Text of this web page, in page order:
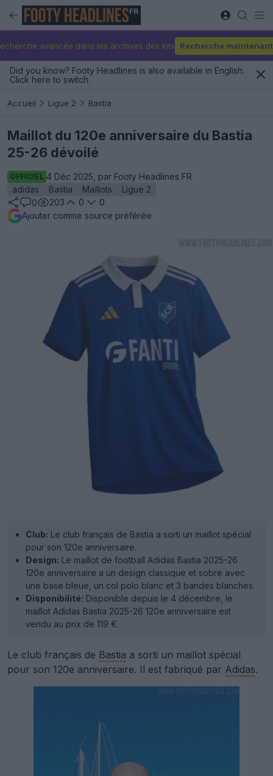
FR
avancée dans les archives des kits Recherche maintenant
Did you know? Footy Headlines is also available in English.
Click here to switch.
Accueil Ligue 2 Bastia
Maillot du 120e anniversaire du Bastia
25-26 dévoilé
OFFICIEL 4 Déc 2025, par Footy Headlines FR
adidas
Bastia Maillots
Ligue 2
0
203 0
0
Ajouter comme source préférée
Club: Le club français de Bastia a sorti un maillot spécial
pour son 120e anniversaire.
Design: Le maillot de football Adidas Bastia 2025-26
120e anniversaire a un design classique et sobre avec
une base bleue, un col polo blanc et 3 bandes blanches.
Disponibilité: Disponible depuis le 4 décembre, le
maillot Adidas Bastia 2025-26 120e anniversaire est
vendu au prix de 119 €.
Le club français de Bastia a sorti un maillot spécial
pour son 120e anniversaire. Il est fabriqué par Adidas.